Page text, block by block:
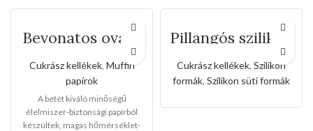
Bevonatos ovális
tortabetétek
muffinokhoz(50d
b-os)
Cukrász kellékek, Muffin
papírok
A betét kiváló minőségű
élelmiszer-biztonsági papírból
készültek, magas hőmérséklet-
Pillangós szilikon
forma
Cukrász kellékek, Szilikon
formák, Szilikon süti formák